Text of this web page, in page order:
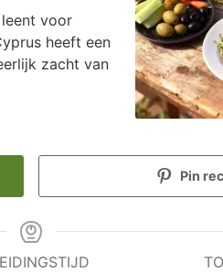
voor
heeft een
zacht van
Pin